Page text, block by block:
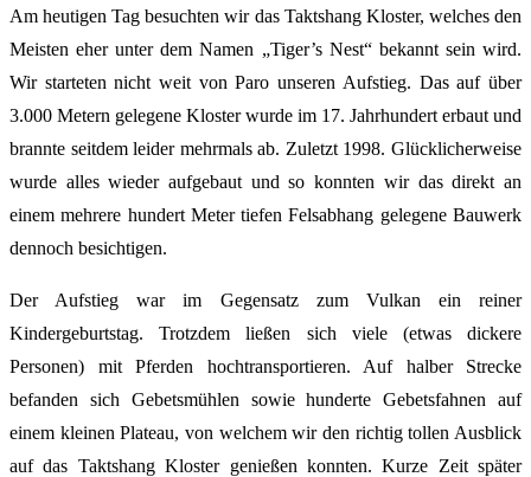
Am heutigen Tag besuchten wir das Taktshang Kloster, welches den
Meisten eher unter dem Namen „Tiger’s Nest“ bekannt sein wird.
Wir starteten nicht weit von Paro unseren Aufstieg. Das auf über
3.000 Metern gelegene Kloster wurde im 17. Jahrhundert erbaut und
brannte seitdem leider mehrmals ab. Zuletzt 1998. Glücklicherweise
wurde alles wieder aufgebaut und so konnten wir das direkt an
einem mehrere hundert Meter tiefen Felsabhang gelegene Bauwerk
dennoch besichtigen.
Der Aufstieg war im Gegensatz zum Vulkan ein reiner
Kindergeburtstag. Trotzdem ließen sich viele (etwas dickere
Personen) mit Pferden hochtransportieren. Auf halber Strecke
befanden sich Gebetsmühlen sowie hunderte Gebetsfahnen auf
einem kleinen Plateau, von welchem wir den richtig tollen Ausblick
auf das Taktshang Kloster genießen konnten. Kurze Zeit später